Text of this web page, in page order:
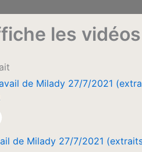
les
de Milady 27/7/2021